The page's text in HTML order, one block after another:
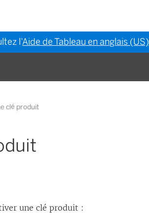
l’Aide de Tableau en anglais (US)
clé produit
une clé produit :